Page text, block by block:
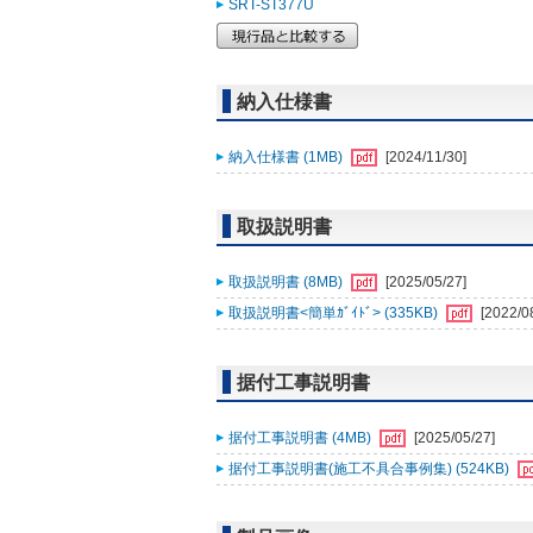
SRT-ST377U
納入仕様書
納入仕様書 (1MB) [2024/11/30]
取扱説明書
取扱説明書 (8MB)
[2025/05/27]
取扱説明書<簡単ｶﾞｲﾄﾞ> (335KB)
[2022/
据付工事説明書
据付工事説明書 (4MB)
[2025/05/27]
据付工事説明書(施工不具合事例集) (524KB)